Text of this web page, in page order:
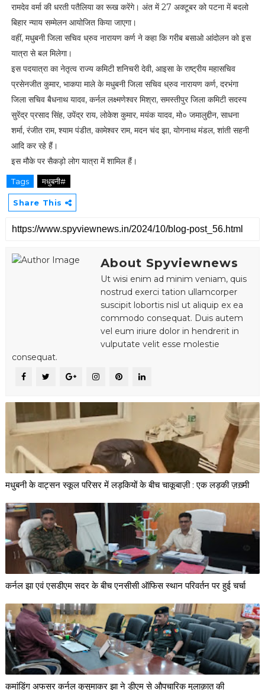
रामदेव वर्मा की धरती पतैलिया का रूख करेंगे। अंत में 27 अक्टूबर को पटना में बदलो
बिहार न्याय सम्मेलन आयोजित किया जाएगा।
वहीं, मधुबनी जिला सचिव ध्रुव नारायण कर्ण ने कहा कि गरीब बसाओ आंदोलन को इस
यात्रा से बल मिलेगा।
इस पदयात्रा का नेतृत्व राज्य कमिटी शनिचरी देवी, आइसा के राष्ट्रीय महासचिव
प्रसेनजीत कुमार, भाकपा माले के मधुबनी जिला सचिव ध्रुव नारायण कर्ण, दरभंगा
जिला सचिव बैधनाथ यादव, कर्नल लक्ष्मणेश्वर मिश्रा, समस्तीपुर जिला कमिटी सदस्य
सुरेंद्र प्रसाद सिंह, उपेंद्र राय, लोकेश कुमार, मयंक यादव, मो० जमालुद्दीन, साधना
शर्मा, रंजीत राम, श्याम पंडीत, कामेश्वर राम, मदन चंद झा, योगनाथ मंडल, शांती सहनी
आदि कर रहे हैं।
इस मौके पर सैकड़ो लोग यात्रा में शामिल हैं।
Tags मधुबनी#
Share This
About Spyviewnews
Ut wisi enim ad minim veniam, quis
nostrud exerci tation ullamcorper
suscipit lobortis nisl ut aliquip ex ea
commodo consequat. Duis autem
vel eum iriure dolor in hendrerit in
vulputate velit esse molestie
consequat.
मधुबनी के वाट्सन स्कूल परिसर में लड़कियों के बीच चाकूबाज़ी : एक लड़की ज़ख़्मी
कर्नल झा एवं एसडीएम सदर के बीच एनसीसी ऑफिस स्थान परिवर्तन पर हुई चर्चा
कमांडिंग अफसर कर्नल कुसुमाकर झा ने डीएम से औपचारिक मुलाक़ात की